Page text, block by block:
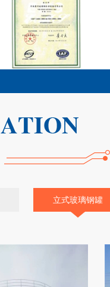
立式玻璃钢罐